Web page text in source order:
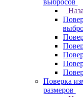
выбросов
Поверка
размеров